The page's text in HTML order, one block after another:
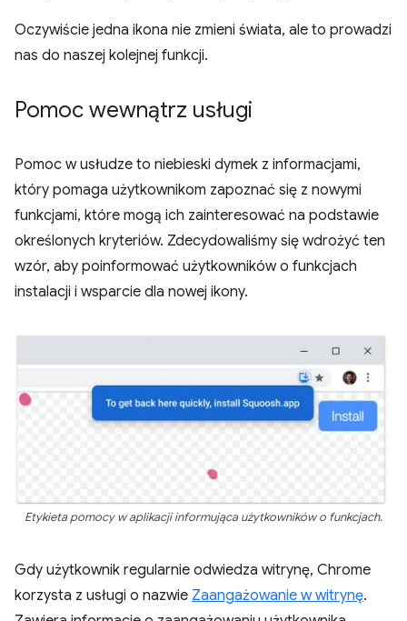
Oczywiście jedna ikona nie zmieni świata, ale to prowadzi
nas do naszej kolejnej funkcji.
Pomoc wewnątrz usługi
Pomoc w usłudze to niebieski dymek z informacjami,
który pomaga użytkownikom zapoznać się z nowymi
funkcjami, które mogą ich zainteresować na podstawie
określonych kryteriów. Zdecydowaliśmy się wdrożyć ten
wzór, aby poinformować użytkowników o funkcjach
instalacji i wsparcie dla nowej ikony.
Etykieta pomocy w aplikacji informująca użytkowników o funkcjach.
Gdy użytkownik regularnie odwiedza witrynę, Chrome
korzysta z usługi o nazwie Zaangażowanie w witrynę.